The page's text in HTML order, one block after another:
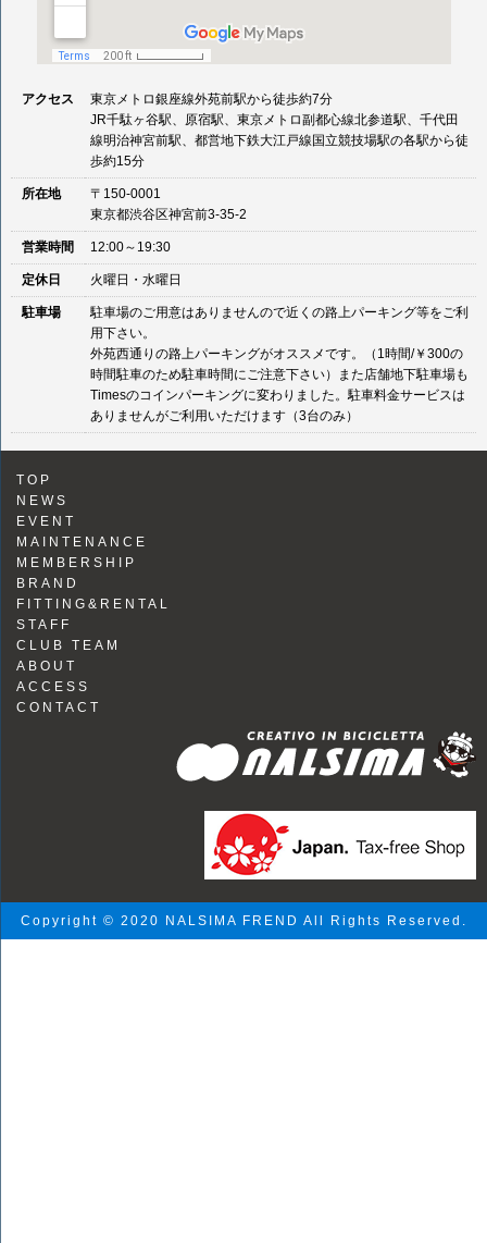
アクセス
東京メトロ銀座線外苑前駅から徒歩約7分
JR千駄ヶ谷駅、原宿駅、東京メトロ副都心線北参道駅、千代田
線明治神宮前駅、都営地下鉄大江戸線国立競技場駅の各駅から徒
歩約15分
所在地
〒150-0001
東京都渋谷区神宮前3-35-2
営業時間 12:00～19:30
定休日 火曜日・水曜日
駐車場
駐車場のご用意はありませんので近くの路上パーキング等をご利
用下さい。
外苑西通りの路上パーキングがオススメです。（1時間/￥300の
時間駐車のため駐車時間にご注意下さい）また店舗地下駐車場も
Timesのコインパーキングに変わりました。駐車料金サービスは
ありませんがご利用いただけます（3台のみ）
TOP
NEWS
EVENT
MAINTENANCE
MEMBERSHIP
BRAND
FITTING&RENTAL
STAFF
CLUB TEAM
ABOUT
ACCESS
CONTACT
Copyright © 2020 NALSIMA FREND All Rights Reserved.